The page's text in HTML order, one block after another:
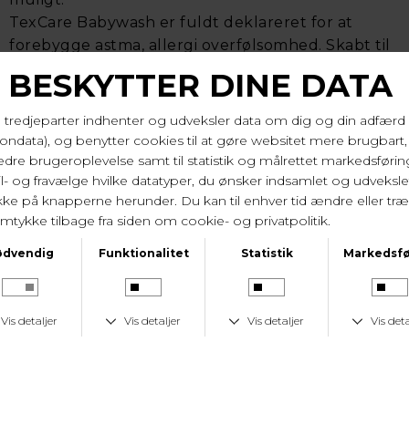
TexCare Babywash er fuldt deklareret for at
forebygge astma, allergi overfølsomhed. Skabt til
Sammensat af få udvalgte stoffer for at mindske
risikoen for, at allergi og overfølsomhed opstår. Er
ikke tilsat parfume, farvestoffer eller optisk hvidt.
Dosering
Uanset vandets hårdhed tilsættes 2 spiseskefulde
svarende til 20 ml per maskinfuld tøj. Vasker du
over 60 gr. dræbes også husstøvmider samt de
vaskemidler. Brug ikke forvask. Flasken
indeholder 550 ml der svarer til 28 vaske.